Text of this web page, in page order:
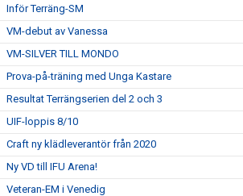
Inför Terräng-SM
VM-debut av Vanessa
VM-SILVER TILL MONDO
Prova-på-träning med Unga Kastare
Resultat Terrängserien del 2 och 3
UIF-loppis 8/10
Craft ny klädleverantör från 2020
Ny VD till IFU Arena!
Veteran-EM i Venedig